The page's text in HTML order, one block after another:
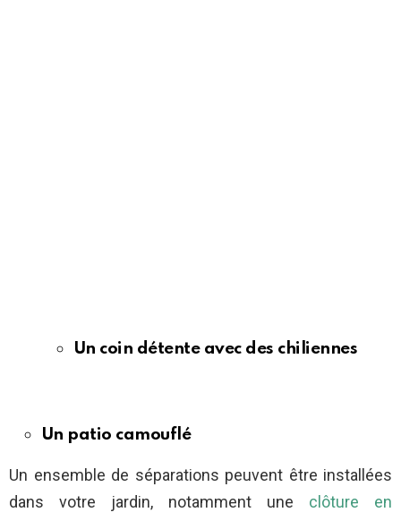
Un coin détente avec des chiliennes
Un patio camouflé
Un ensemble de séparations peuvent être installées
dans votre jardin, notamment une clôture en